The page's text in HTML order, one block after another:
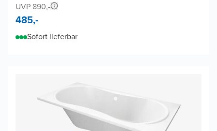
UVP 890,-
485,-
Sofort lieferbar